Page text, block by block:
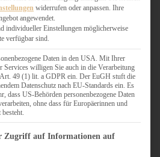
BURGER & SANDWICHES
FIX AUF DEM TISCH
FLEISCH & FISCH
GRILLEN / BARBECUE
HERZHAFTES BACKEN
ONE-POT-GERICHTE
PASTA & NUDELGERICHTE
PIZZA, TARTES & QUICHES
REIS & RISOTTO
SALATE & SNACKS
SUPPENKASPEREIEN
widerrufen oder anpassen. Ihre
angewendet.
individueller Einstellungen möglicherweise
verfügbar sind.
Daten in den USA. Mit Ihrer
willigen Sie auch in die Verarbeitung
49 (1) lit. a GDPR ein. Der EuGH stuft die
Datenschutz nach EU-Standards ein. Es
dass US-Behörden personenbezogene Daten
ohne dass für Europäerinnen und
der Zwecke des IAB Transparency and Consent
Zugriff auf Informationen auf